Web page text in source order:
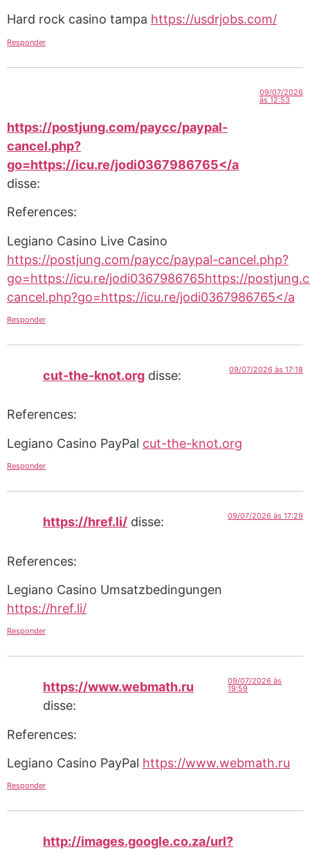
Hard rock casino tampa https://usdrjobs.com/
Responder
https://postjung.com/paycc/paypal-
cancel.php?
go=https://icu.re/jodi0367986765</a
disse:
09/07/2026
às 12:53
References:
Legiano Casino Live Casino
https://postjung.com/paycc/paypal-cancel.php?
go=https://icu.re/jodi0367986765https://
cancel.php?go=https://icu.re/jodi0367986765</a
Responder
cut-the-knot.org disse: 09/07/2026 às 17:18
References:
Legiano Casino PayPal cut-the-knot.org
Responder
https://href.li/ disse: 09/07/2026 às 17:29
References:
Legiano Casino Umsatzbedingungen
https://href.li/
Responder
https://www.webmath.ru
disse:
09/07/2026 às
19:59
References:
Legiano Casino PayPal https://www.webmath.ru
Responder
http://images.google.co.za/url?